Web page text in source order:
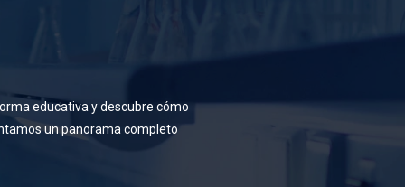
educativa y descubre cómo
un panorama completo